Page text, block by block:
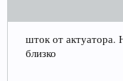
шток от актуатора.
близко